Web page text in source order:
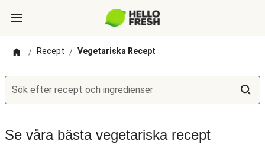
/ Recept / Vegetariska Recept
Sök efter recept och ingredienser
Se våra bästa vegetariska recept